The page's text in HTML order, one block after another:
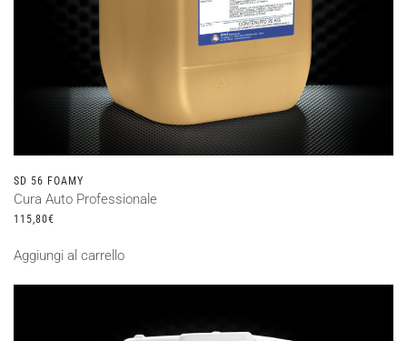
SD 56 FOAMY
Cura Auto Professionale
115,80€
Aggiungi al carrello